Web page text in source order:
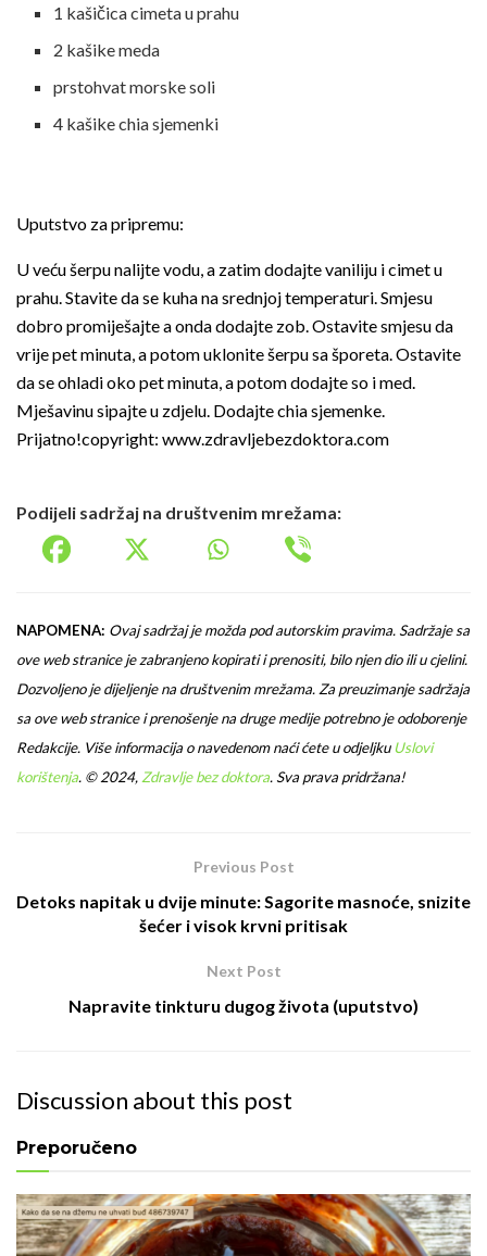
1 kašičica cimeta u prahu
2 kašike meda
prstohvat morske soli
4 kašike chia sjemenki
Uputstvo za pripremu:
U veću šerpu nalijte vodu, a zatim dodajte vaniliju i cimet u
prahu. Stavite da se kuha na srednjoj temperaturi. Smjesu
dobro promiješajte a onda dodajte zob. Ostavite smjesu da
vrije pet minuta, a potom uklonite šerpu sa šporeta. Ostavite
da se ohladi oko pet minuta, a potom dodajte so i med.
Mješavinu sipajte u zdjelu. Dodajte chia sjemenke.
Prijatno!copyright: www.zdravljebezdoktora.com
Podijeli sadržaj na društvenim mrežama:
NAPOMENA: Ovaj sadržaj je možda pod autorskim pravima. Sadržaje sa
ove web stranice je zabranjeno kopirati i prenositi, bilo njen dio ili u cjelini.
Dozvoljeno je dijeljenje na društvenim mrežama. Za preuzimanje sadržaja
sa ove web stranice i prenošenje na druge medije potrebno je odoborenje
Redakcije. Više informacija o navedenom naći ćete u odjeljku Uslovi
korištenja. © 2024, Zdravlje bez doktora. Sva prava pridržana!
Previous Post
Detoks napitak u dvije minute: Sagorite masnoće, snizite
šećer i visok krvni pritisak
Next Post
Napravite tinkturu dugog života (uputstvo)
Discussion about this post
Preporučeno